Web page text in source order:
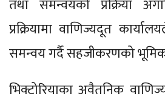
तथा समन्वयको प्रक्रिया
प्रक्रियामा वाणिज्यदूत
समन्वय गर्दै सहजीकरणको भूमिका
भिक्टोरियाका अवैतनिक